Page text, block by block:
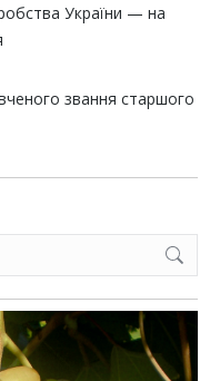
України — на
звання старшого